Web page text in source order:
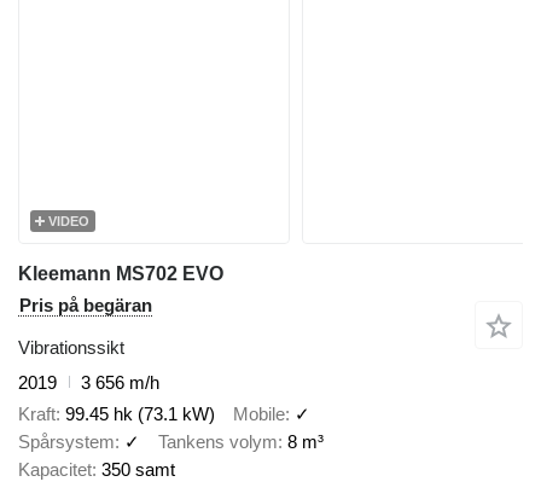
VIDEO
Kleemann MS702 EVO
Pris på begäran
Vibrationssikt
2019
3 656 m/h
Kraft 99.45 hk (73.1 kW) Mobile ✓
Spårsystem
✓ Tankens volym 8 m³
Kapacitet 350 samt